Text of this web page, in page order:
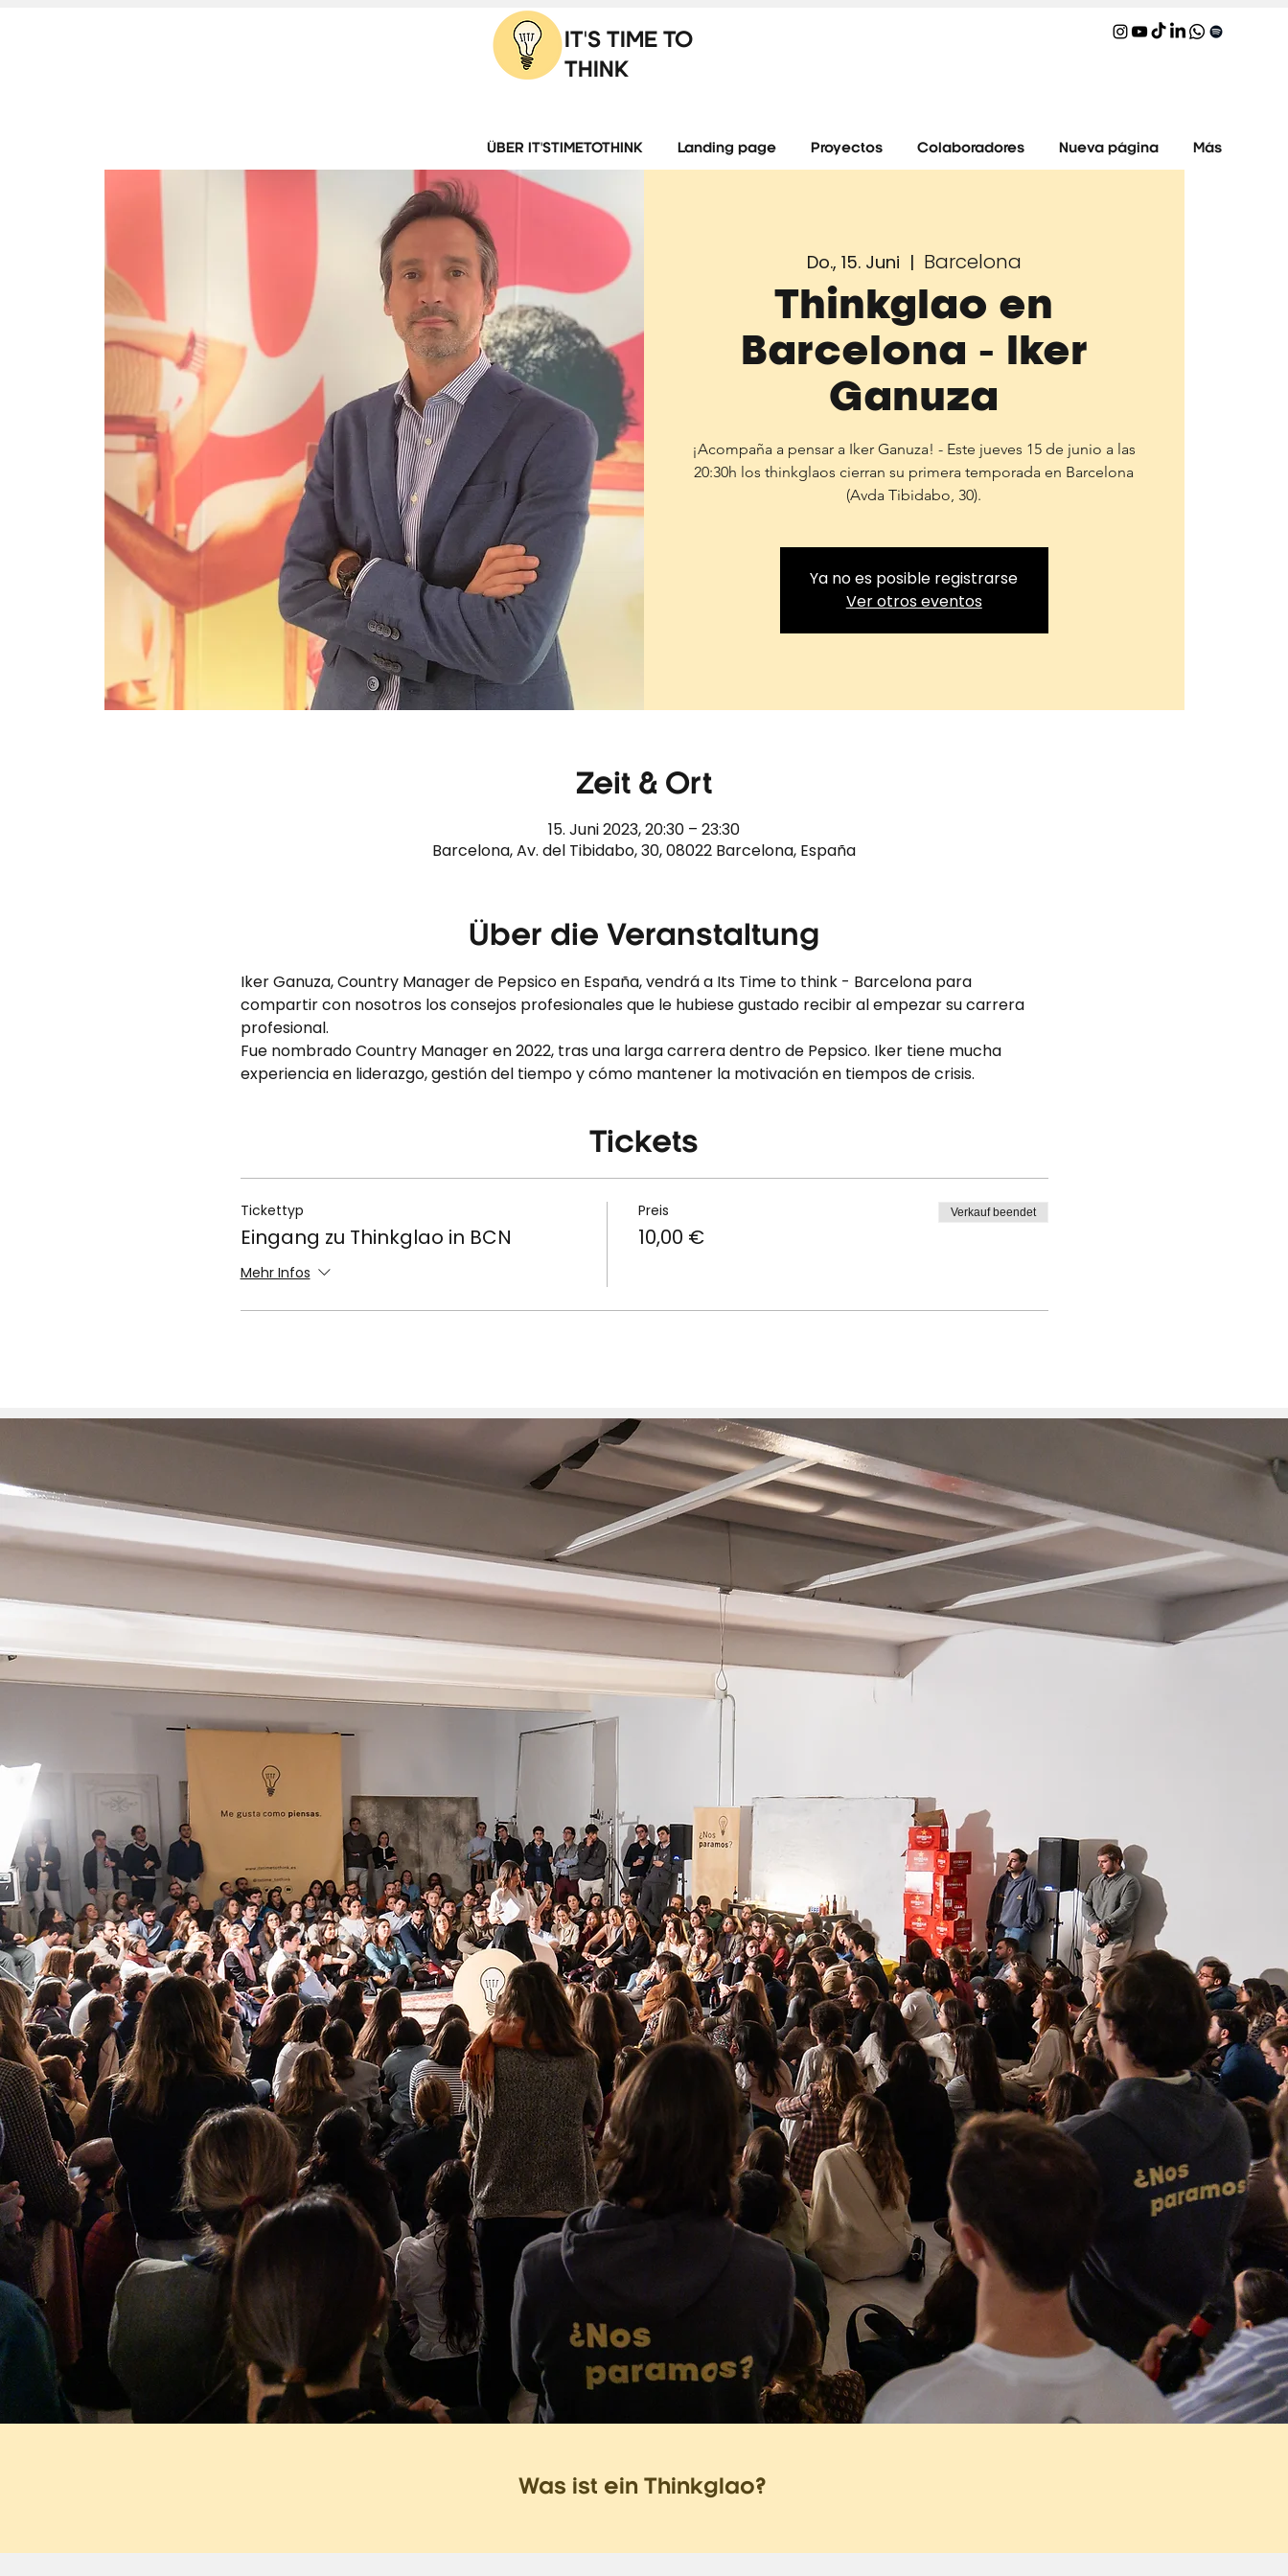
IT'S TIME TO
THINK
ÜBER IT'STIMETOTHINK Landing page Proyectos Colaboradores Nueva página Más
Do., 15. Juni
  |
Barcelona
Thinkglao en
Barcelona - Iker
Ganuza
¡Acompaña a pensar a Iker Ganuza! - Este jueves 15 de junio a las
20:30h los thinkglaos cierran su primera temporada en Barcelona
(Avda Tibidabo, 30).
Ya no es posible registrarse
Ver otros eventos
Zeit & Ort
15. Juni 2023, 20:30 – 23:30
Barcelona, Av. del Tibidabo, 30, 08022 Barcelona, España
Über die Veranstaltung
Iker Ganuza, Country Manager de Pepsico en España, vendrá a Its Time to think - Barcelona para
compartir con nosotros los consejos profesionales que le hubiese gustado recibir al empezar su carrera
profesional.
Fue nombrado Country Manager en 2022, tras una larga carrera dentro de Pepsico. Iker tiene mucha
experiencia en liderazgo, gestión del tiempo y cómo mantener la motivación en tiempos de crisis.
Tickets
Tickettyp
Eingang zu Thinkglao in BCN
Mehr Infos
Preis
10,00 €
Verkauf beendet
Was ist ein Thinkglao?